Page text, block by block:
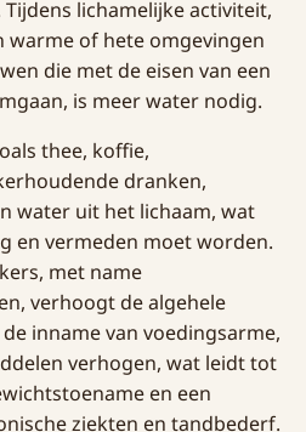
lichamelijke activiteit,
warme of hete omgevingen
die met de eisen van een
is meer water nodig.
thee, koffie,
dranken,
water uit het lichaam, wat
en vermeden moet worden.
met name
verhoogt de algehele
inname van voedingsarme,
verhogen, wat leidt tot
en een
ziekten en tandbederf.